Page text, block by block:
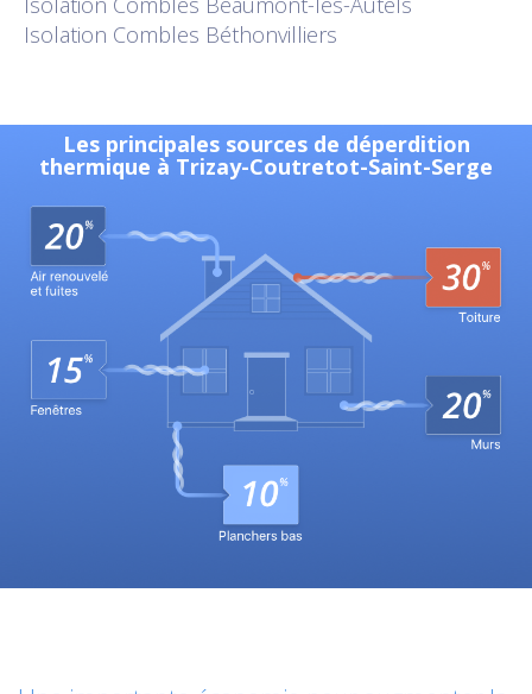
Isolation Combles Béthonvilliers
Les principales sources de déperdition
thermique à Trizay-Coutretot-Saint-Serge